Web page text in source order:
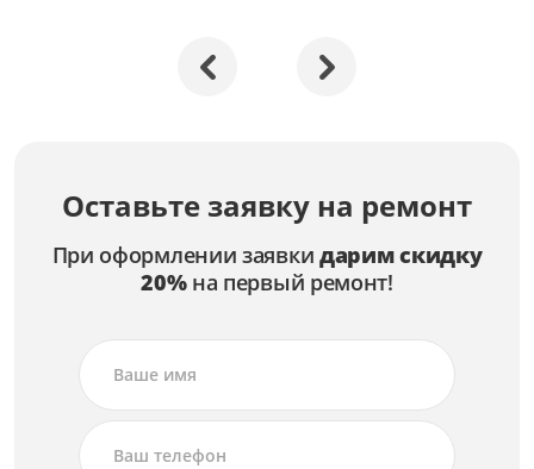
Оставьте заявку на ремонт
При оформлении заявки дарим скидку
20%на первый ремонт!